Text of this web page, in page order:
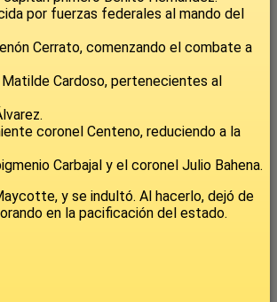
por fuerzas federales al mando del
Cerrato, comenzando el combate a
Cardoso, pertenecientes al
coronel Centeno, reduciendo a la
Carbajal y el coronel Julio Bahena.
y se indultó. Al hacerlo, dejó de
en la pacificación del estado.